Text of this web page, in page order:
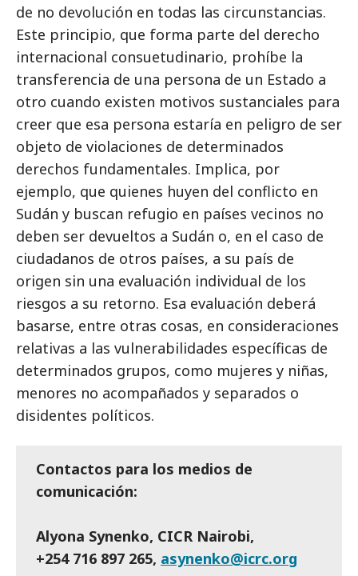
de no devolución en todas las circunstancias.
Este principio, que forma parte del derecho
internacional consuetudinario, prohíbe la
transferencia de una persona de un Estado a
otro cuando existen motivos sustanciales para
creer que esa persona estaría en peligro de ser
objeto de violaciones de determinados
derechos fundamentales. Implica, por
ejemplo, que quienes huyen del conflicto en
Sudán y buscan refugio en países vecinos no
deben ser devueltos a Sudán o, en el caso de
ciudadanos de otros países, a su país de
origen sin una evaluación individual de los
riesgos a su retorno. Esa evaluación deberá
basarse, entre otras cosas, en consideraciones
relativas a las vulnerabilidades específicas de
determinados grupos, como mujeres y niñas,
menores no acompañados y separados o
disidentes políticos.
Contactos para los medios de
comunicación:
Alyona Synenko, CICR Nairobi,
+254 716 897 265, asynenko@icrc.org